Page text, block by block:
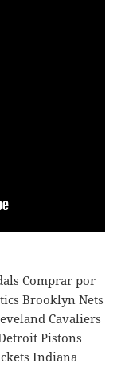
Comprar por
Brooklyn Nets
Cavaliers
Pistons
Indiana